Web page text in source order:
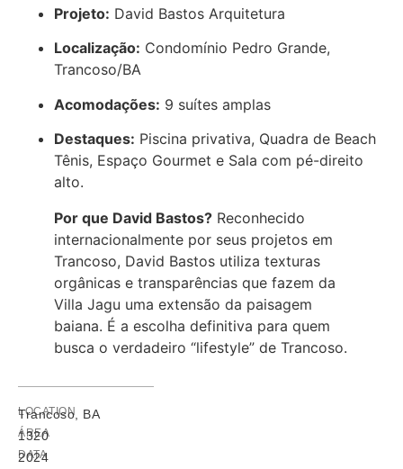
Projeto: David Bastos Arquitetura
Localização: Condomínio Pedro Grande,
Trancoso/BA
Acomodações: 9 suítes amplas
Destaques: Piscina privativa, Quadra de Beach
Tênis, Espaço Gourmet e Sala com pé-direito
alto.
Por que David Bastos? Reconhecido
internacionalmente por seus projetos em
Trancoso, David Bastos utiliza texturas
orgânicas e transparências que fazem da
Villa Jagu uma extensão da paisagem
baiana. É a escolha definitiva para quem
busca o verdadeiro “lifestyle” de Trancoso.
LOCATION
Trancoso, BA
ÁREA
1320
DATA
2024